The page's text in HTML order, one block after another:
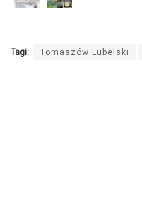
Tagi: Tomaszów Lubelski